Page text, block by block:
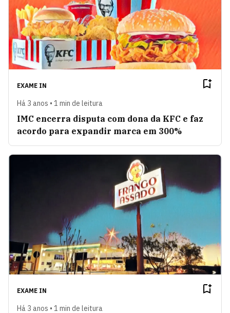
EXAME IN
Há 3 anos • 1 min de leitura
IMC encerra disputa com dona da KFC e faz
acordo para expandir marca em 300%
EXAME IN
Há 3 anos • 1 min de leitura